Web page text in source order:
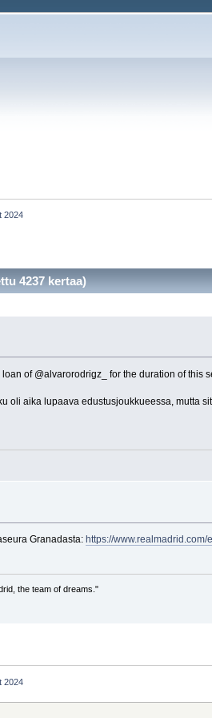
2024
4237 kertaa)
of @alvarorodrigz_ for the duration of this
oli aika lupaava edustusjoukkueessa, mutta
Granadasta: https://
the team of dreams."
2024